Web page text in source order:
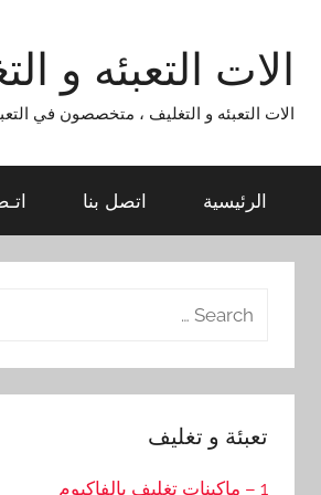
contentالات التعبئه و
الات التعبئه و التغليف ، متخصصون في التعبئة والتغليف ،
الرئيسية اتصل بنا
Search
تعبئة و تغليف
1 – ماكينات تغليف بالفاكيوم